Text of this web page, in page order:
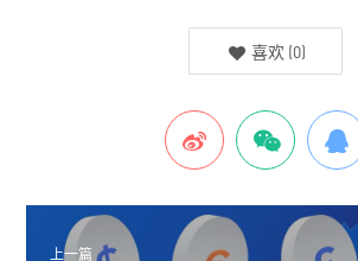
喜欢 (0)
上一篇